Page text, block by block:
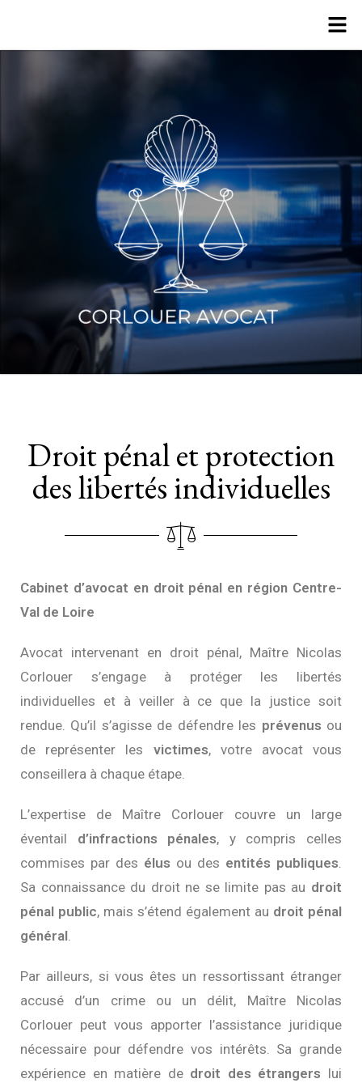
Droit pénal et protection
des libertés individuelles
Cabinet d’avocat en droit pénal en région Centre-
Val de Loire
Avocat intervenant en droit pénal, Maître Nicolas
Corlouer s’engage à protéger les libertés
individuelles et à veiller à ce que la justice soit
rendue. Qu’il s’agisse de défendre les prévenus ou
de représenter les victimes, votre avocat vous
conseillera à chaque étape.
L’expertise de Maître Corlouer couvre un large
éventail d’infractions pénales, y compris celles
commises par des élus ou des entités publiques.
Sa connaissance du droit ne se limite pas au droit
pénal public, mais s’étend également au droit pénal
général.
Par ailleurs, si vous êtes un ressortissant étranger
accusé d’un crime ou un délit, Maître Nicolas
Corlouer peut vous apporter l’assistance juridique
nécessaire pour défendre vos intérêts. Sa grande
expérience en matière de droit des étrangers lui